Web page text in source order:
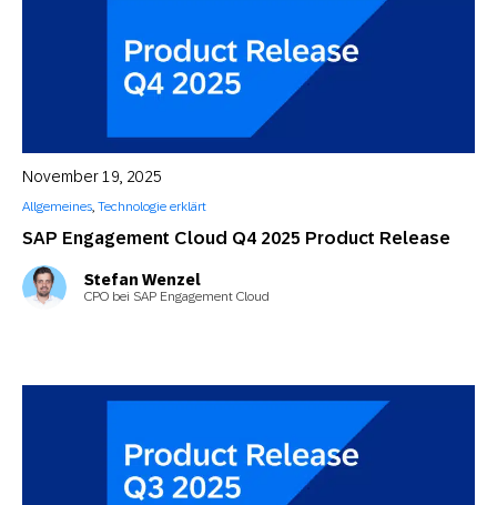
SAP Engagement Cloud Q4 2025 Product Release
November 19, 2025
Allgemeines, Technologie erklärt
Stefan Wenzel
CPO bei SAP Engagement Cloud